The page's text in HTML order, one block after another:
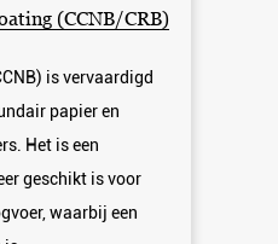
(CCNB/CRB)
is vervaardigd
papier en
Het is een
geschikt is voor
waarbij een